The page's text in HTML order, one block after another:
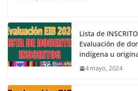
Lista de
Evaluación de
indígena u
4 mayo, 2024